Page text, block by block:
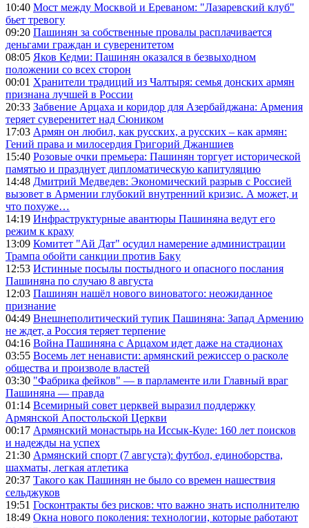
10:40 Мост между Москвой и Ереваном: "Лазаревский клуб"
бьет тревогу
09:20 Пашинян за собственные провалы расплачивается
деньгами граждан и суверенитетом
08:05 Яков Кедми: Пашинян оказался в безвыходном
положении со всех сторон
00:01 Хранители традиций из Чалтыря: семья донских армян
признана лучшей в России
20:33 Забвение Арцаха и коридор для Азербайджана: Армения
теряет суверенитет над Сюником
17:03 Армян он любил, как русских, а русских – как армян:
Гений права и милосердия Григорий Джаншиев
15:40 Розовые очки премьера: Пашинян торгует исторической
памятью и празднует дипломатическую капитуляцию
14:48 Дмитрий Медведев: Экономический разрыв с Россией
вызовет в Армении глубокий внутренний кризис. А может, и
что похуже…
14:19 Инфраструктурные авантюры Пашиняна ведут его
режим к краху
13:09 Комитет "Ай Дат" осудил намерение администрации
Трампа обойти санкции против Баку
12:53 Истинные посылы постыдного и опасного послания
Пашиняна по случаю 8 августа
12:03 Пашинян нашёл нового виноватого: неожиданное
признание
04:49 Внешнеполитический тупик Пашиняна: Запад Армению
не ждет, а Россия теряет терпение
04:16 Война Пашиняна с Арцахом идет даже на стадионах
03:55 Восемь лет ненависти: армянский режиссер о расколе
общества и произволе властей
03:30 "Фабрика фейков" — в парламенте или Главный враг
Пашиняна — правда
01:14 Всемирный совет церквей выразил поддержку
Армянской Апостольской Церкви
00:17 Армянский монастырь на Иссык-Куле: 160 лет поисков
и надежды на успех
21:30 Армянский спорт (7 августа): футбол, единоборства,
шахматы, легкая атлетика
20:37 Такого как Пашинян не было со времен нашествия
сельджуков
19:51 Госконтракты без рисков: что важно знать исполнителю
18:49 Окна нового поколения: технологии, которые работают